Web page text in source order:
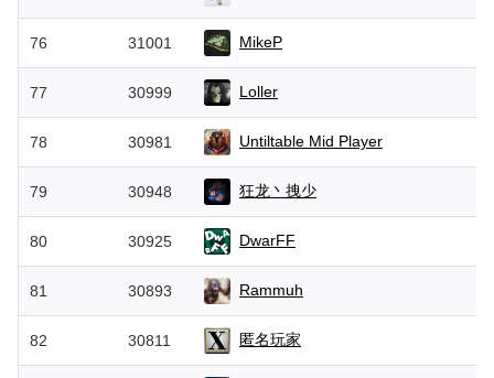
76 31001 MikeP
77 30999 Loller
78 30981 Untiltable Mid Player
79 30948 狂龙丶拽少
80 30925 DwarFF
81 30893 Rammuh
82 30811 匿名玩家